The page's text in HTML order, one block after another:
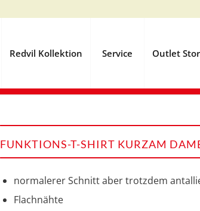
Redvil Kollektion Service Outlet
FUNKTIONS-T-SHIRT KURZAM
normalerer Schnitt aber trotzdem
Flachnähte